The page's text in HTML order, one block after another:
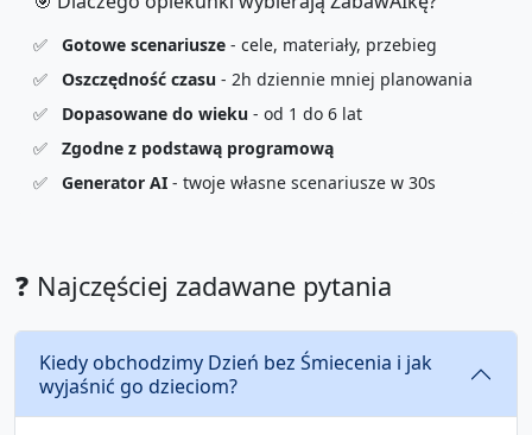
✅ Gotowe scenariusze - cele, materiały, przebieg
✅
Oszczędność czasu - 2h dziennie mniej planowania
✅
Dopasowane do wieku - od 1 do 6 lat
✅
Zgodne z podstawą programową
✅
Generator AI - twoje własne scenariusze w 30s
❓ Najczęściej zadawane pytania
Kiedy obchodzimy Dzień bez Śmiecenia i jak
wyjaśnić go dzieciom?